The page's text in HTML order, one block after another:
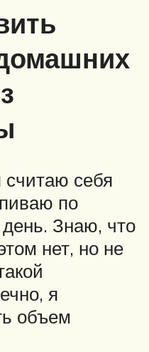
себя
по
день. Знаю, что
нет, но не
я
объем